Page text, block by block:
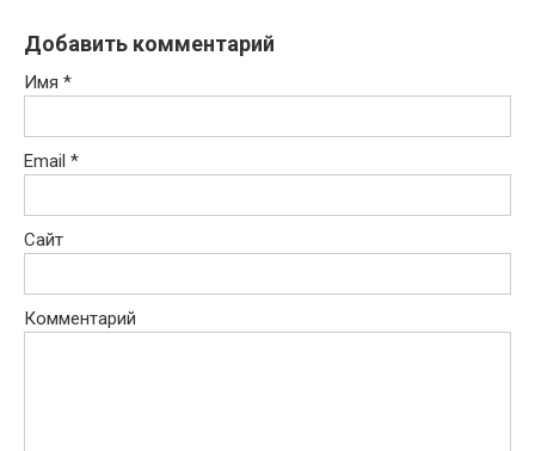
Добавить комментарий
Имя *
Email *
Сайт
Комментарий